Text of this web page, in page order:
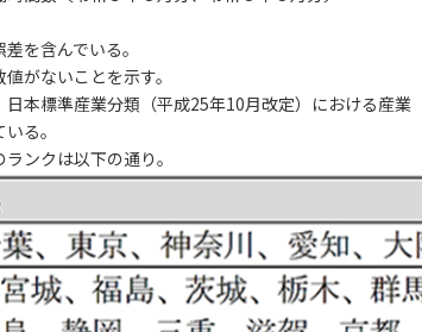
を含んでいる。
がないことを示す。
日本標準産業分類（平成25年10月改定）における産業
る。
ンクは以下の通り。